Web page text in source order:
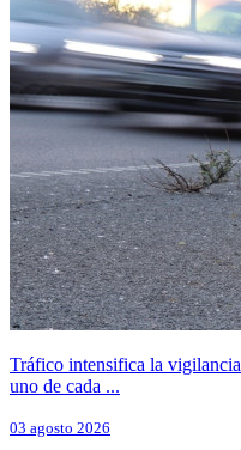
Tráfico intensifica la
uno de cada ...
03 agosto 2026